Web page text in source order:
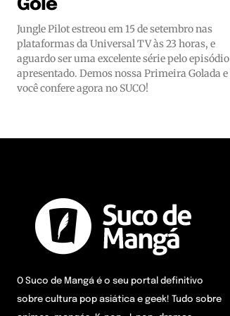
Gole
Jungle Pilot estreou em 15 de setembro nas
plataformas da Universal TV às 23 horas, e
aguardo ser uma excelente série pelo episódio
apresentado. Demos nossa Primeira Golada e
você confere agora no SUCO!
O Suco de Mangá é o seu portal definitivo
sobre cultura pop asiática e geek! Tudo sobre